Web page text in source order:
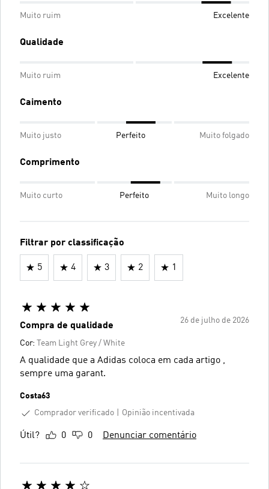
Muito ruim Excelente
Qualidade
Muito ruim Excelente
Caimento
Muito justo Perfeito Muito folgado
Comprimento
Muito curto Perfeito Muito longo
Filtrar por classificação
5 4 3 2 1
26 de julho de 2026
Compra de qualidade
Cor: Team Light Grey / White
A qualidade que a Adidas coloca em cada artigo ,
sempre uma garant.
Costa63
Comprador verificado
Opinião incentivada
Útil? 0 0 Denunciar comentário